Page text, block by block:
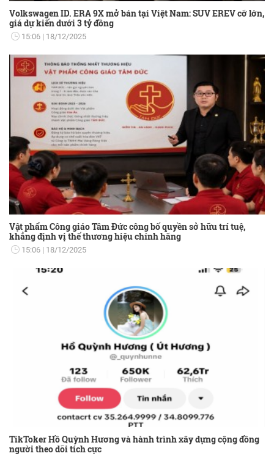
Volkswagen ID. ERA 9X mở bán tại Việt Nam: SUV EREV cỡ lớn,
giá dự kiến dưới 3 tỷ đồng
15:06 18/12/2025
Vật phẩm Công giáo Tâm Đức công bố quyền sở hữu trí tuệ,
khẳng định vị thế thương hiệu chính hãng
15:06 18/12/2025
TikToker Hồ Quỳnh Hương và hành trình xây dựng cộng đồng
người theo dõi tích cực